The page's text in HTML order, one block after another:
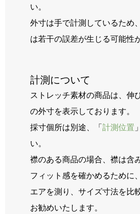
い。
外寸は手で計測しているため
は若干の誤差が生じる可能性
計測について
ストレッチ素材の商品は、伸
の外寸を表示しております。
採寸個所は別途、「 計測位置
い。
襟のある商品の場合、襟は含
フィット感を確かめるために
エアを測り、サイズ寸法を比
お勧めいたします。